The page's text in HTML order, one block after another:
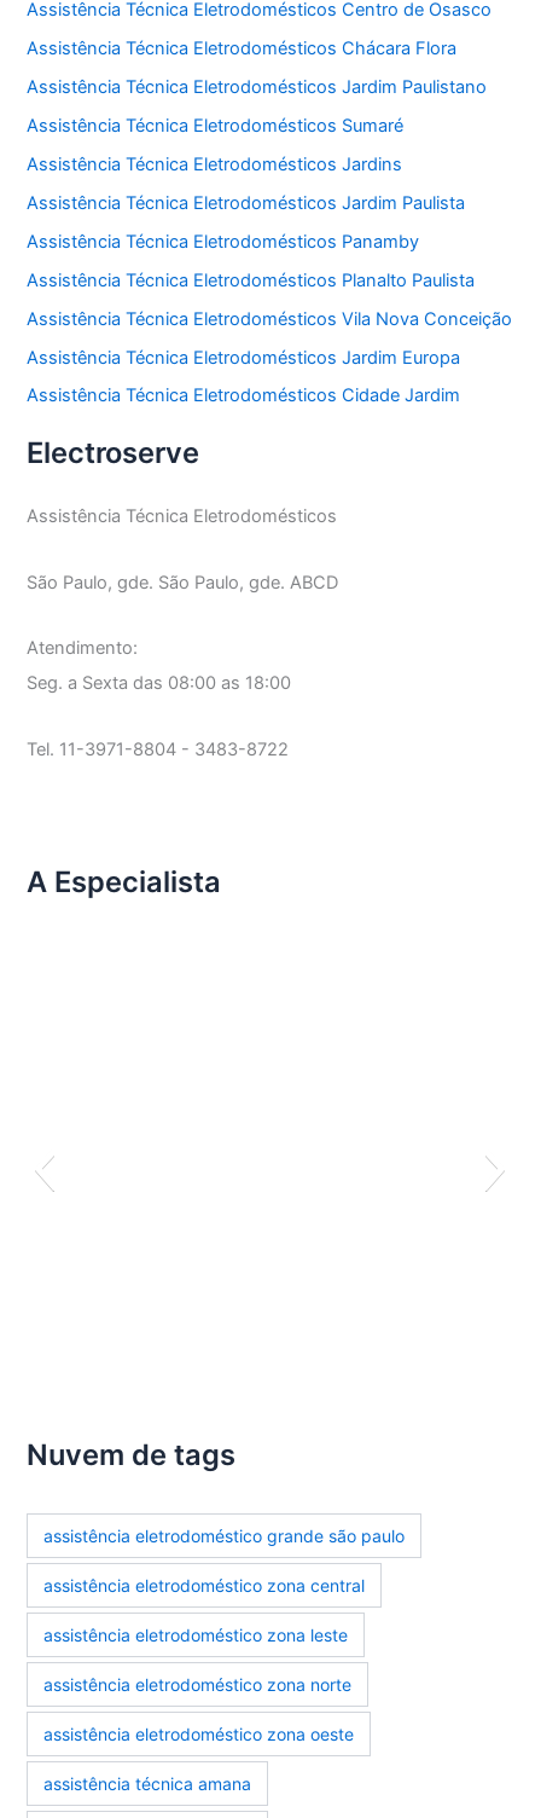
Assistência Técnica Eletrodomésticos Centro de Osasco
Assistência Técnica Eletrodomésticos Chácara Flora
Assistência Técnica Eletrodomésticos Jardim Paulistano
Assistência Técnica Eletrodomésticos Sumaré
Assistência Técnica Eletrodomésticos Jardins
Assistência Técnica Eletrodomésticos Jardim Paulista
Assistência Técnica Eletrodomésticos Panamby
Assistência Técnica Eletrodomésticos Planalto Paulista
Assistência Técnica Eletrodomésticos Vila Nova Conceição
Assistência Técnica Eletrodomésticos Jardim Europa
Assistência Técnica Eletrodomésticos Cidade Jardim
Electroserve
Assistência Técnica Eletrodomésticos
São Paulo, gde. São Paulo, gde. ABCD
Atendimento:
Seg. a Sexta das 08:00 as 18:00
Tel. 11-3971-8804 - 3483-8722
A Especialista
Nuvem de tags
assistência eletrodoméstico grande são paulo
assistência eletrodoméstico zona central
assistência eletrodoméstico zona leste
assistência eletrodoméstico zona norte
assistência eletrodoméstico zona oeste
assistência técnica amana